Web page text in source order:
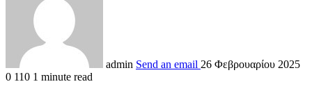
admin Send an email 26 Φεβρουαρίου 2025
0 110 1 minute read